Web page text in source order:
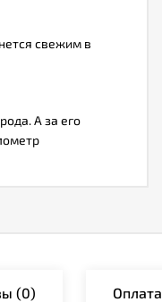
свежим в
А за его
(0) Оплата